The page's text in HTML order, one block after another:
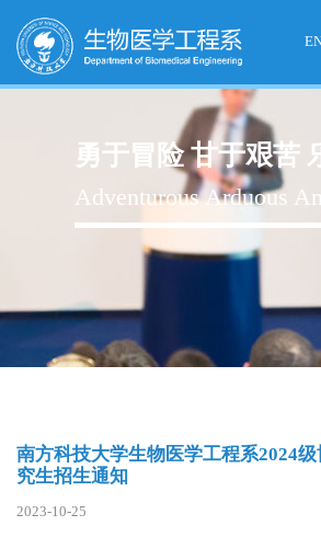
勇于冒险 甘于艰苦
Adventurous Arduous
南方科技大学生物医学工程系2024
究生招生通知
2023-10-25